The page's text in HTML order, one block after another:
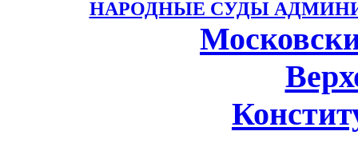
НАРОДНЫЕ СУДЫ